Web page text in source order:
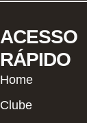
ACESSO
RÁPIDO
Home
Clube